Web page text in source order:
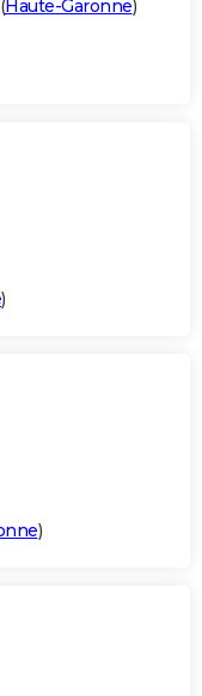
(Haute-Garonne)
)
)